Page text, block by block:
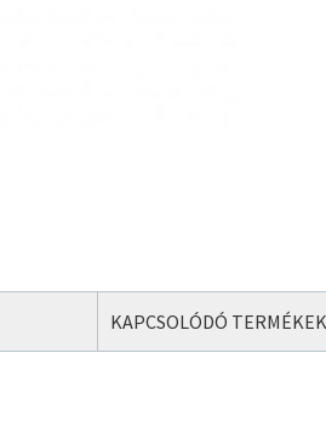
KAPCSOLÓDÓ TERMÉKEK